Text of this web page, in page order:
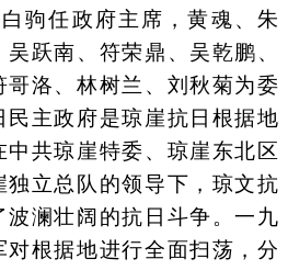
驹任政府主席，黄魂、朱
跃南、符荣鼎、吴乾鹏、
洛、林树兰、刘秋菊为委
民主政府是琼崖抗日根据地
共琼崖特委、琼崖东北区
立总队的领导下，琼文抗
波澜壮阔的抗日斗争。一九
对根据地进行全面扫荡，分